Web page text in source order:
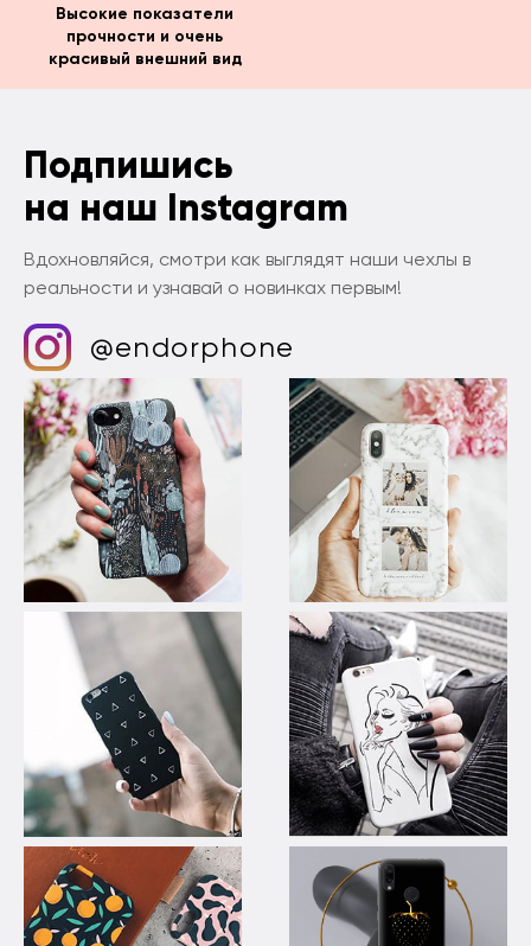
Высокие показатели
прочности и очень
красивый внешний вид
Подпишись
на наш Instagram
Вдохновляйся, смотри как выглядят наши чехлы в
реальности и узнавай о новинках первым!
@endorphone